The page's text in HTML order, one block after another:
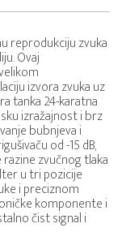
reprodukciju zvuka
Ovaj
izvora zvuka uz
tanka 24-karatna
izražajnost i brz
bubnjeva i
od -15 dB,
zvučnog tlaka
u tri pozicije
i preciznom
komponente i
čist signal i